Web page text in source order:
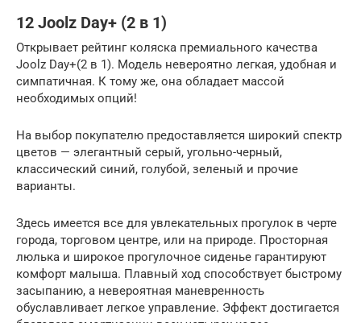
12 Joolz Day+ (2 в 1)
Открывает рейтинг коляска премиального качества
Joolz Day+(2 в 1). Модель невероятно легкая, удобная и
симпатичная. К тому же, она обладает массой
необходимых опций!
На выбор покупателю предоставляется широкий спектр
цветов — элегантный серый, угольно-черный,
классический синий, голубой, зеленый и прочие
варианты.
Здесь имеется все для увлекательных прогулок в черте
города, торговом центре, или на природе. Просторная
люлька и широкое прогулочное сиденье гарантируют
комфорт малыша. Плавный ход способствует быстрому
засыпанию, а невероятная маневренность
обуславливает легкое управление. Эффект достигается